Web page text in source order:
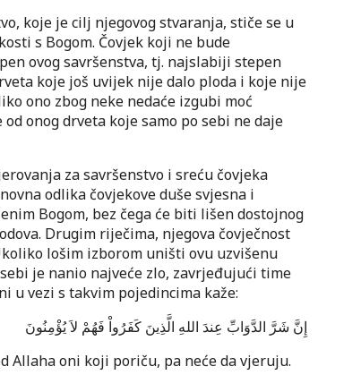
koje je cilj njegovog stvaranja, stiče se u
s Bogom. Čovjek koji ne bude
ovog savršenstva, tj. najslabiji stepen
koje još uvijek nije dalo ploda i koje nije
ono zbog neke nedaće izgubi moć
onog drveta koje samo po sebi ne daje
za savršenstvo i sreću čovjeka
odlika čovjekove duše svjesna i
Bogom, bez čega će biti lišen dostojnog
Drugim riječima, njegova čovječnost
lošim izborom uništi ovu uzvišenu
je nanio najveće zlo, zavrjeđujući time
u vezi s takvim pojedincima kaže:
إِنَّ شَرَّ الدَّوَابِّ عِندَ اللهِ الَّذِينَ كَفَرُواْ فَهُمْ لاَ يُؤْمِنُونَ
Allaha oni koji poriču, pa neće da vjeruju.